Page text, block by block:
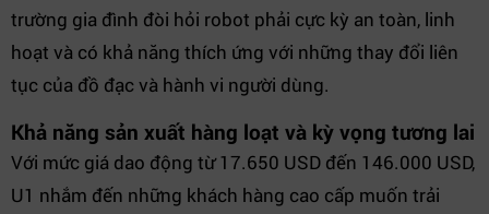
trường gia đình đòi hỏi robot phải cực kỳ an toàn, linh
hoạt và có khả năng thích ứng với những thay đổi liên
tục của đồ đạc và hành vi người dùng.
Khả năng sản xuất hàng loạt và kỳ vọng tương lai
Với mức giá dao động từ 17.650 USD đến 146.000 USD,
U1 nhắm đến những khách hàng cao cấp muốn trải